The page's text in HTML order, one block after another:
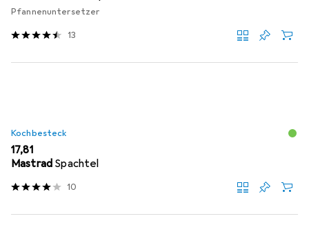
Pfannenuntersetzer
13
Kochbesteck
EUR
17,81
Mastrad Spachtel
10